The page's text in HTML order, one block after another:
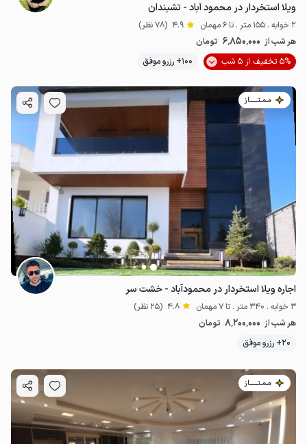
ویلا استخردار در محمود آباد - تشبندان
2 خوابه . 155 متر . تا 6 مهمان 4.9 (78 نظر)
هر شب از 6٬850٬000 تومان
5% تخفیف از 5 شب
100+ رزرو موفق
مـمـتــــــاز
اجاره ویلا استخردار در محمودآباد - خشت سر
3 خوابه . 340 متر . تا 7 مهمان 4.8 (25 نظر)
هر شب از 8٬200٬000 تومان
20+ رزرو موفق
مـمـتــــــاز